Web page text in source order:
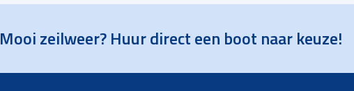
Mooi zeilweer? Huur direct een boot naar keuze!